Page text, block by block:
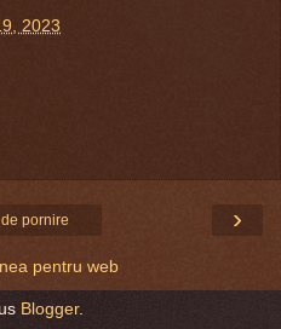
2023
›
pornire
pentru web
Blogger.